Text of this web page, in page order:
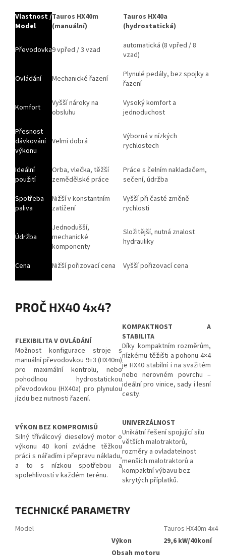
Vlastnost /
Model
Tauros HX40m
(manuální)
Tauros HX40a
(hydrostatická)
Převodovka9 vpřed / 3 vzad
automatická (8 vpřed / 8
vzad)
Ovládání Mechanické řazení
Plynulé pedály, bez spojky a
řazení
Komfort
Vyšší nároky na
obsluhu
Vysoký komfort a
jednoduchost
Přesnost
dávkování
výkonu
Velmi dobrá
Výborná v nízkých
rychlostech
Ideální
použití
Orba, vlečka, těžší
zemědělské práce
Práce s čelním nakladačem,
sečení, údržba
Spotřeba
paliva
Nižší v konstantním
zatížení
Vyšší při časté změně
rychlosti
Údržba
Jednodušší,
mechanické
komponenty
Složitější, nutná znalost
hydrauliky
Cena Nižší pořizovací cena Vyšší pořizovací cena
PROČ HX40 4x4?
FLEXIBILITA V OVLÁDÁNÍ
Možnost konfigurace stroje s
manuální převodovkou 9+3 (HX40m)
pro maximální kontrolu, nebo
pohodlnou hydrostatickou
převodovkou (HX40a) pro plynulou
jízdu bez nutnosti řazení.
KOMPAKTNOST A
STABILITA
Díky kompaktním rozměrům,
nízkému těžišti a pohonu 4×4
je HX40 stabilní i na svažitém
nebo nerovném povrchu –
ideální pro vinice, sady i lesní
cesty.
VÝKON BEZ KOMPROMISŮ
Silný tříválcový dieselový motor o
výkonu 40 koní zvládne těžkou
práci s nářadím i přepravu nákladu,
a to s nízkou spotřebou a
spolehlivostí v každém terénu.
UNIVERZÁLNOST
Unikátní řešení spojující sílu
větších malotraktorů,
rozměry a ovladatelnost
menších malotraktorů a
kompaktní výbavu bez
skrytých příplatků.
TECHNICKÉ PARAMETRY
Model
Tauros HX40m 4x4
Výkon
29,6 kW/40koní
Obsah motoru